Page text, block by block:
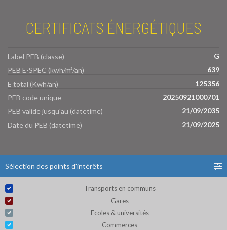
CERTIFICATS ÉNERGÉTIQUES
Label PEB (classe)
G
PEB E-SPEC (kwh/m²/an)
639
E total (Kwh/an)
125356
PEB code unique
20250921000701
PEB valide jusqu'au (datetime)
21/09/2035
Date du PEB (datetime)
21/09/2025
Sélection des points d'intérêts
Transports en communs
Gares
Ecoles & universités
Commerces